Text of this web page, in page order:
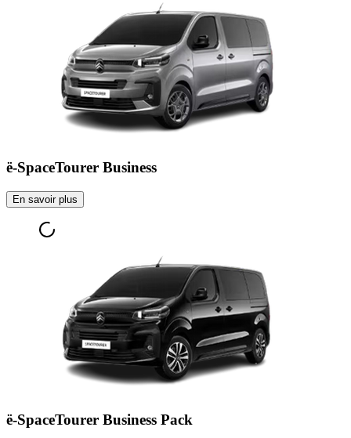
ë-SpaceTourer Business
En savoir plus
ë-SpaceTourer Business Pack